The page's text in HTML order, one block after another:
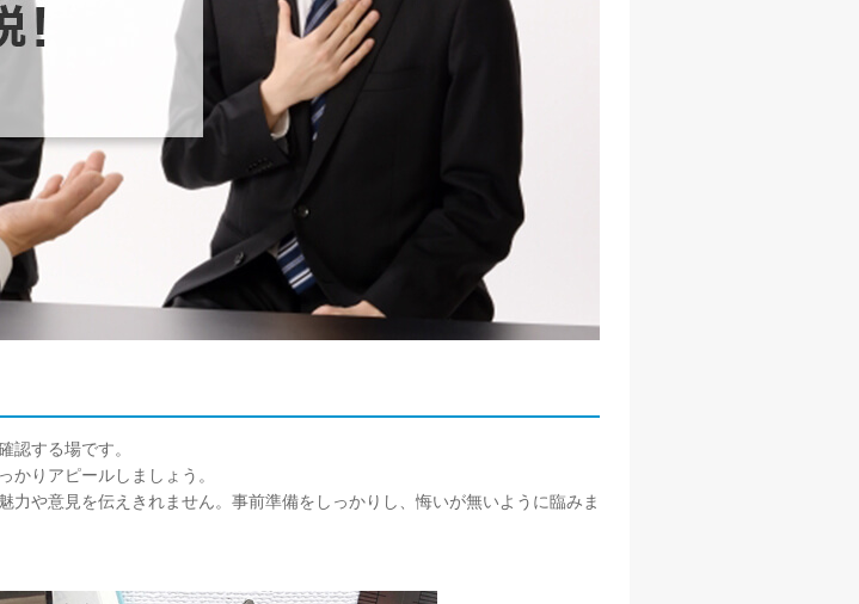
認する場です。
りアピールしましょう。
や意見を伝えきれません。事前準備をしっかりし、悔いが無いように臨みま